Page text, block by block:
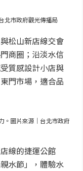
北市政府觀光傳播局
松山新店線交會
商圈；沿淡水信
質感設計小店與
門市場，適合品
。圖片來源｜台北市政府
線的捷運公館
水節」，體驗水